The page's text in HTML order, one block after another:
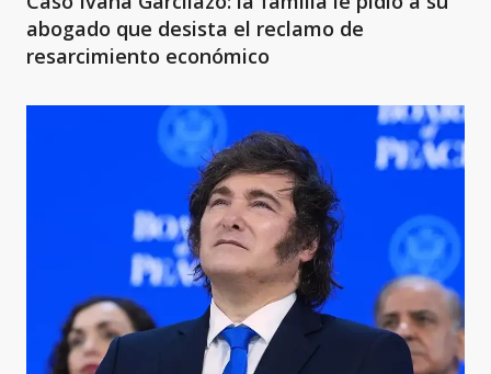
abogado que desista el reclamo de
resarcimiento económico